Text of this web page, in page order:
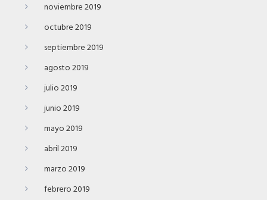
noviembre 2019
octubre 2019
septiembre 2019
agosto 2019
julio 2019
junio 2019
mayo 2019
abril 2019
marzo 2019
febrero 2019